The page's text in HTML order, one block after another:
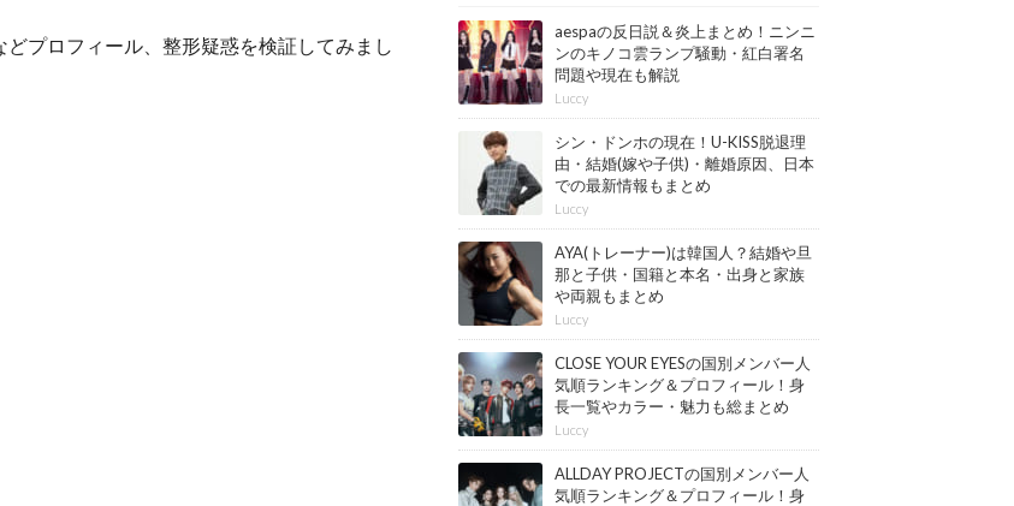
プロフィール、整形疑惑を検証してみまし
aespaの反日説＆炎上まとめ！ニンニ
ンのキノコ雲ランプ騒動・紅白署名
問題や現在も解説
Luccy
シン・ドンホの現在！U-KISS脱退理
由・結婚(嫁や子供)・離婚原因、日本
での最新情報もまとめ
Luccy
AYA(トレーナー)は韓国人？結婚や旦
那と子供・国籍と本名・出身と家族
や両親もまとめ
Luccy
CLOSE YOUR EYESの国別メンバー人
気順ランキング＆プロフィール！身
長一覧やカラー・魅力も総まとめ
【最新版】
Luccy
ALLDAY PROJECTの国別メンバー人
気順ランキング＆プロフィール！身